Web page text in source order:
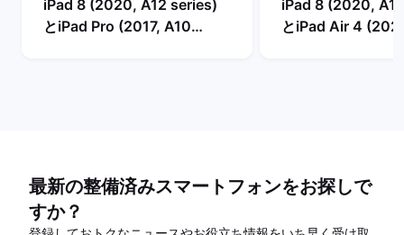
iPad 8 (2020, A12 series)
とiPad Pro (2017, A10
iPad 8 (2020,
とiPad Air 4
最新の整備済みスマートフォンをお探しで
すか？